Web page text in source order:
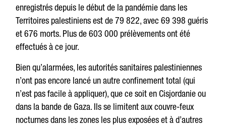
enregistrés depuis le début de la pandémie dans les
Territoires palestiniens est de 79 822, avec 69 398 guéris
et 676 morts. Plus de 603 000 prélèvements ont été
effectués à ce jour.
Bien qu’alarmées, les autorités sanitaires palestiniennes
n’ont pas encore lancé un autre confinement total (qui
n’est pas facile à appliquer), que ce soit en Cisjordanie ou
dans la bande de Gaza. Ils se limitent aux couvre-feux
nocturnes dans les zones les plus exposées et à d’autres